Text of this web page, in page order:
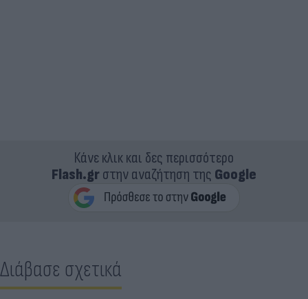
Κάνε κλικ και δες περισσότερο
Flash.grστην αναζήτηση της Google
Διάβασε σχετικά